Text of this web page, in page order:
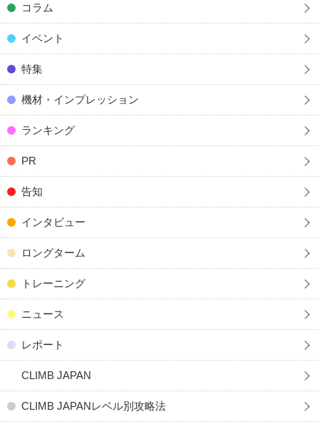
コラム
イベント
特集
機材・インプレッション
ランキング
PR
告知
インタビュー
ロングターム
トレーニング
ニュース
レポート
CLIMB JAPAN
CLIMB JAPANレベル別攻略法